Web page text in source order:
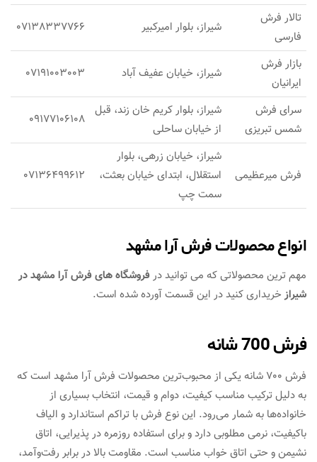
تالار فرش
فارسی
شیراز، بلوار امیرکبیر 07138337766
بازار فرش
ایرانیان
شیراز، خیابان عفیف آباد 07191003003
سرای فرش
شمس تبریزی
شیراز، بلوار کریم خان زند، قبل
از خیابان ساحلی
09177106108
فرش میرعظیمی
شیراز، خیابان زرهی، بلوار
استقلال، ابتدای خیابان بعثت،
سمت چپ
07136499612
انواع محصولات فرش آرا مشهد
مهم ترین محصولاتی که می توانید در فروشگاه های فرش آرا مشهد در
شیرازخریداری کنید در این قسمت آورده شده است.
فرش 700 شانه
فرش 700 شانه یکی از محبوب‌ترین محصولات فرش آرا مشهد است که
به دلیل ترکیب مناسب کیفیت، دوام و قیمت، انتخاب بسیاری از
خانواده‌ها به شمار می‌رود. این نوع فرش با تراکم استاندارد و الیاف
باکیفیت، نرمی مطلوبی دارد و برای استفاده روزمره در پذیرایی، اتاق
نشیمن و حتی اتاق خواب مناسب است. مقاومت بالا در برابر رفت‌وآمد،